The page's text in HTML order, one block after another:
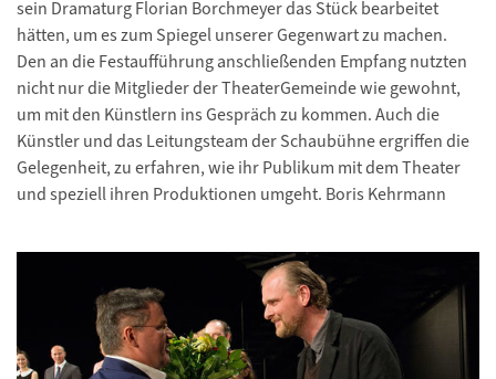
sein Dramaturg Florian Borchmeyer das Stück bearbeitet
hätten, um es zum Spiegel unserer Gegenwart zu machen.
Den an die Festaufführung anschließenden Empfang nutzten
nicht nur die Mitglieder der TheaterGemeinde wie gewohnt,
um mit den Künstlern ins Gespräch zu kommen. Auch die
Künstler und das Leitungsteam der Schaubühne ergriffen die
Gelegenheit, zu erfahren, wie ihr Publikum mit dem Theater
und speziell ihren Produktionen umgeht. Boris Kehrmann